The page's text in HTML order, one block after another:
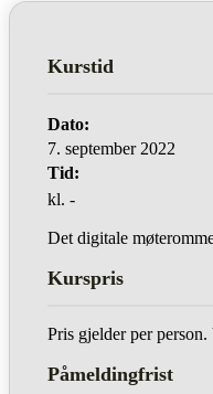
Kurstid
Dato:
7. september 2022
Tid:
kl. -
Det digitale
Kurspris
Pris gjelder per
Påmeldingfrist